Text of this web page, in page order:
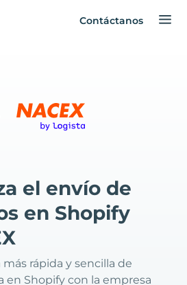
Contáctanos
el envío de
en Shopify
rápida y sencilla de
Shopify con la empresa